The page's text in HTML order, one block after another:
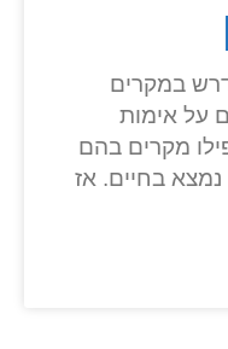
במקרים
על אימות
מקרים בהם
נמצא בחיים. אז